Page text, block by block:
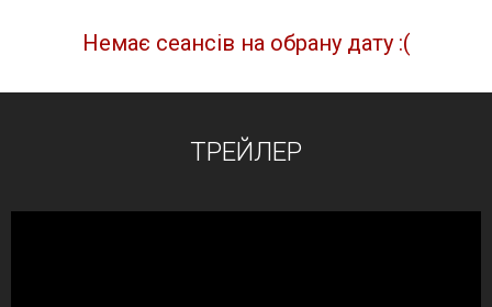
Немає сеансів на обрану дату :(
ТРЕЙЛЕР